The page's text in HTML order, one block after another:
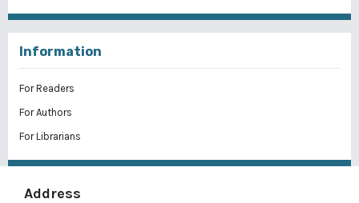
Information
For Readers
For Authors
For Librarians
Address